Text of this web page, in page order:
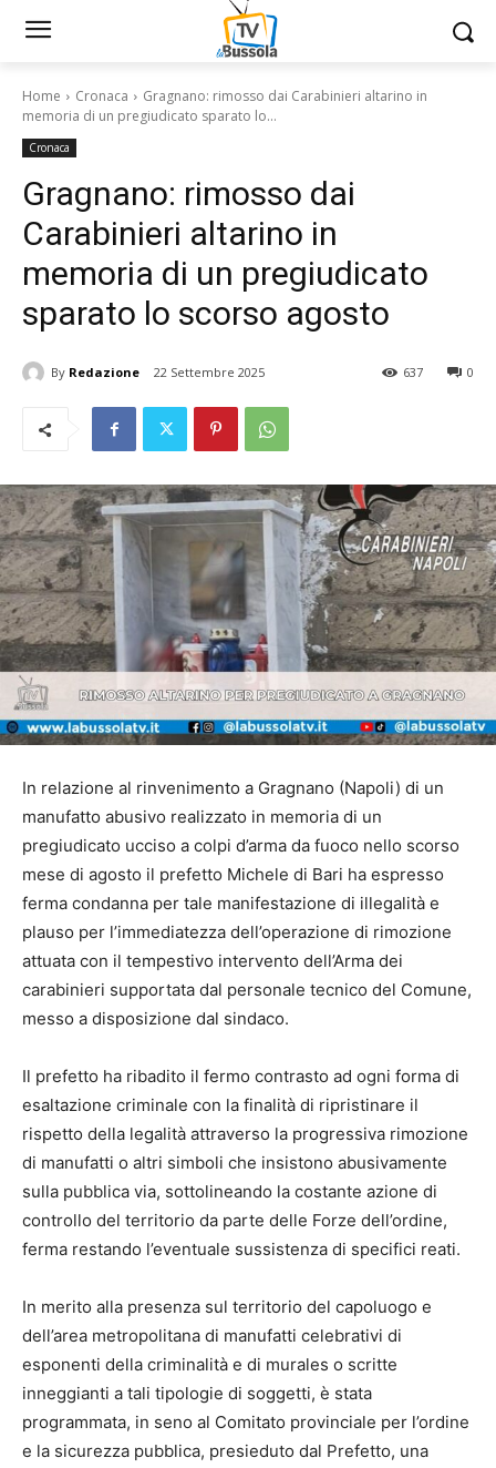
Home Cronaca
Gragnano: rimosso dai Carabinieri altarino in
memoria di un pregiudicato sparato lo...
Cronaca
Gragnano: rimosso dai
Carabinieri altarino in
memoria di un pregiudicato
sparato lo scorso agosto
By Redazione 22 Settembre 2025 0
637
In relazione al rinvenimento a Gragnano (Napoli) di un
manufatto abusivo realizzato in memoria di un
pregiudicato ucciso a colpi d’arma da fuoco nello scorso
mese di agosto il prefetto Michele di Bari ha espresso
ferma condanna per tale manifestazione di illegalità e
plauso per l’immediatezza dell’operazione di rimozione
attuata con il tempestivo intervento dell’Arma dei
carabinieri supportata dal personale tecnico del Comune,
messo a disposizione dal sindaco.
Il prefetto ha ribadito il fermo contrasto ad ogni forma di
esaltazione criminale con la finalità di ripristinare il
rispetto della legalità attraverso la progressiva rimozione
di manufatti o altri simboli che insistono abusivamente
sulla pubblica via, sottolineando la costante azione di
controllo del territorio da parte delle Forze dell’ordine,
ferma restando l’eventuale sussistenza di specifici reati.
In merito alla presenza sul territorio del capoluogo e
dell’area metropolitana di manufatti celebrativi di
esponenti della criminalità e di murales o scritte
inneggianti a tali tipologie di soggetti, è stata
programmata, in seno al Comitato provinciale per l’ordine
e la sicurezza pubblica, presieduto dal Prefetto, una